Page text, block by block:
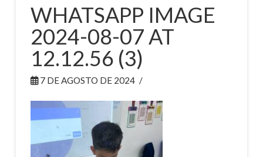
WHATSAPP IMAGE
2024-08-07 AT
12.12.56 (3)
7 DE AGOSTO DE 2024